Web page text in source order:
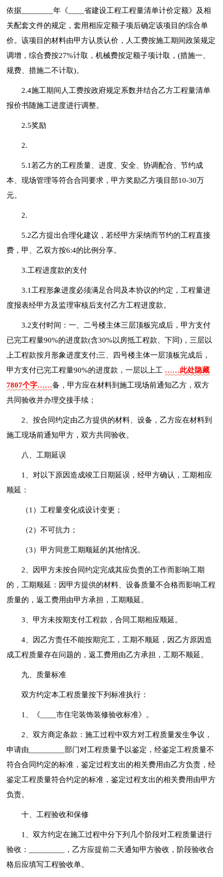
依据________年《____省建设工程工程量清单计价定额》及相
关配套文件的规定，套用相应定额子项后确定该项目的综合单
价。该项目的材料由甲方认质认价，人工费按施工期间政策规定
调增，综合费按27%计取，机械费按定额子项计取，(措施一、
规费、措施二不计取)。
2.4施工期间人工费按政府规定系数并结合乙方工程量清单
报价书随施工进度进行调整。
2.5奖励
2.
5.1若乙方的工程质量、进度、安全、协调配合、节约成
本、现场管理等符合合同要求，甲方奖励乙方项目部10-30万
元。
2.
5.2乙方提出合理化建议，若经甲方采纳而节约的工程直接
费，甲、乙双方按6:4的比例分享。
3.工程进度款的支付
3.1工程形象进度必须满足合同及本协议的约定，工程量进
度报表经甲方及监理审核后支付乙方工程进度款。
3.2支付时间：一、二号楼主体三层顶板完成后，甲方支付
已完工程量90%的进度款(含30%以房抵工程款、下同)，三层以
上工程款按月形象进度支付;三、四号楼主体一层顶板完成后，
甲方支付已完工程量90%的进度款，一层以上工 ……此处隐藏
7807个字……备，甲方应在材料到施工现场前通知乙方，双方
共同验收并办理交接手续；
2、按合同约定由乙方提供的材料、设备，乙方应在材料到
施工现场前通知甲方，双方共同验收。
八、工期延误
1、对以下原因造成竣工日期延误，经甲方确认，工期相应
顺延：
（1）工程量变化或设计变更；
（2）不可抗力；
（3）甲方同意工期顺延的其他情况。
2、因甲方未按合同约定完成其应负责的工作而影响工期
的，工期顺延：因甲方提供的材料、设备质量不合格而影响工程
质量的，返工费用由甲方承担，工期顺延。
3、甲方未按期支付工程款，合同工期相应顺延。
4、因乙方责任不能按期完工，工期不顺延，因乙方原因造
成工程质量存在问题的，返工费用由乙方承担，工期不顺延。
九、质量标准
双方约定本工程质量按下列标准执行：
1、《____市住宅装饰装修验收标准》。
2、双方商定条款：施工过程中双方对工程质量发生争议，
申请由_________部门对工程质量予以鉴定，经鉴定工程质量不
符合合同约定的标准，鉴定过程支出的相关费用由乙方负责，经
鉴定工程质量符合约定的标准，鉴定过程支出的相关费用由甲方
负责。
十、工程验收和保修
1、双方约定在施工过程中分下列几个阶段对工程质量进行
验收：_________，乙方应提前二天通知甲方验收，阶段验收合
格后应填写工程验收单。